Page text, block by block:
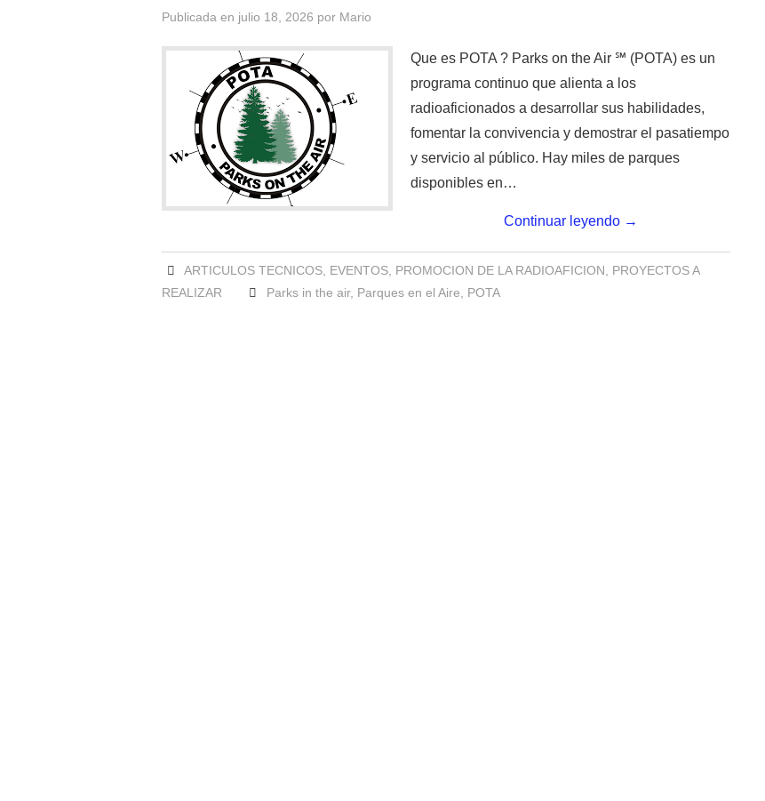
Publicada en julio 18, 2026 por Mario
Que es POTA ? Parks on the Air ℠ (POTA) es un
programa continuo que alienta a los
radioaficionados a desarrollar sus habilidades,
fomentar la convivencia y demostrar el pasatiempo
y servicio al público. Hay miles de parques
disponibles en…
Continuar leyendo →
ARTICULOS TECNICOS EVENTOS PROMOCION DE LA RADIOAFICION
PROYECTOS A
REALIZAR
Parks in the air, Parques en el Aire POTA